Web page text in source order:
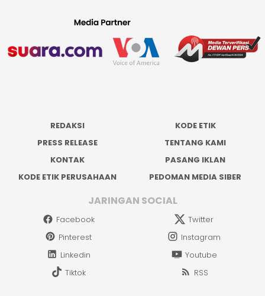
REDAKSI
KODE ETIK
PRESS RELEASE
TENTANG KAMI
KONTAK
PASANG IKLAN
KODE ETIK PERUSAHAAN
PEDOMAN MEDIA SIBER
JARINGAN SOCIAL
Facebook
Twitter
Pinterest
Instagram
Linkedin
Youtube
Tiktok
RSS